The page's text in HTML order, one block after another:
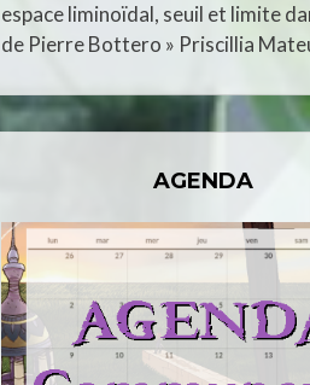
espace liminoïdal, seuil et limite
de Pierre Bottero » Priscillia
AGENDA